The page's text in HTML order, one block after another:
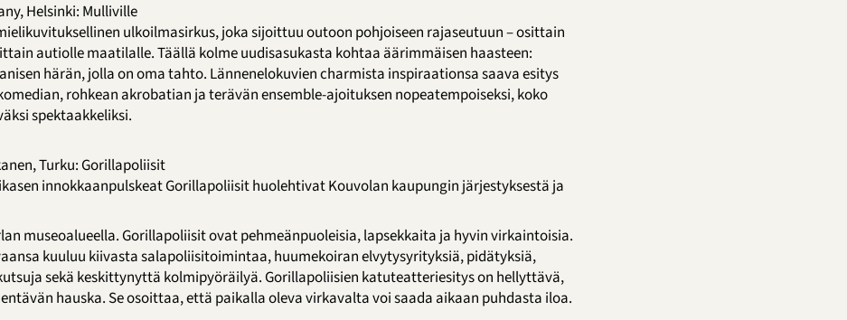
Helsinki: Mulliville
ulkoilmasirkus, joka sijoittuu outoon pohjoiseen rajaseutuun – osittain
autiolle maatilalle. Täällä kolme uudisasukasta kohtaa äärimmäisen haasteen:
härän, jolla on oma tahto. Lännenelokuvien charmista inspiraationsa saava esitys
rohkean akrobatian ja terävän ensemble-ajoituksen nopeatempoiseksi, koko
spektaakkeliksi.
Turku: Gorillapoliisit
innokkaanpulskeat Gorillapoliisit huolehtivat Kouvolan kaupungin järjestyksestä ja
museoalueella. Gorillapoliisit ovat pehmeänpuoleisia, lapsekkaita ja hyvin virkaintoisia.
kuuluu kiivasta salapoliisitoimintaa, huumekoiran elvytysyrityksiä, pidätyksiä,
sekä keskittynyttä kolmipyöräilyä. Gorillapoliisien katuteatteriesitys on hellyttävä,
hauska. Se osoittaa, että paikalla oleva virkavalta voi saada aikaan puhdasta iloa.